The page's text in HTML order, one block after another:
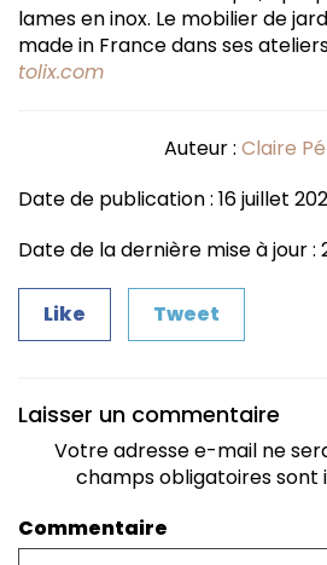
lames en inox. Le mobilier de
made in France dans ses
tolix.com
Auteur : Claire
Date de publication : 16 juillet
Date de la dernière mise à jour :
Like Tweet
Laisser un commentaire
Votre adresse e-mail ne
champs obligatoires sont
Commentaire